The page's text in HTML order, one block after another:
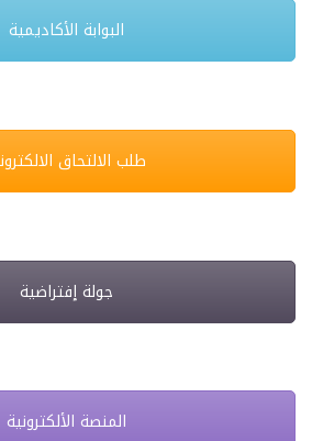
البوابة الأكاديمية
طلب الالتحاق
جولة إفتراضية
المنصة الألكترونية